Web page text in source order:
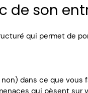
de son
qui permet de
dans ce que vous